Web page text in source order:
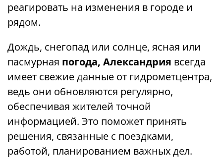
реагировать на изменения в городе и
рядом.
Дождь, снегопад или солнце, ясная или
пасмурная погода, Александрия всегда
имеет свежие данные от гидрометцентра,
ведь они обновляются регулярно,
обеспечивая жителей точной
информацией. Это поможет принять
решения, связанные с поездками,
работой, планированием важных дел.